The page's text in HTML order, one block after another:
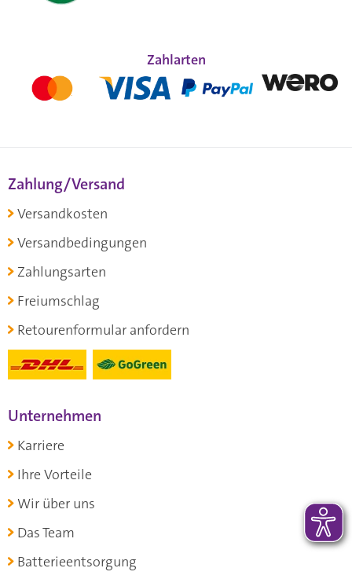
Zahlarten
Zahlung/Versand
Versandkosten
Versandbedingungen
Zahlungsarten
Freiumschlag
Retourenformular anfordern
Unternehmen
Karriere
Ihre Vorteile
Wir über uns
Das Team
Batterieentsorgung